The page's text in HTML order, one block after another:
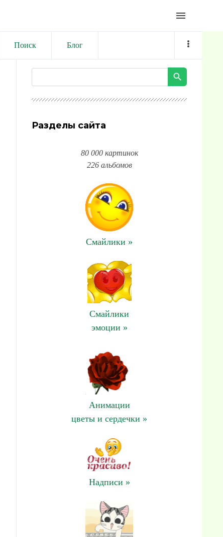
menu
Поиск Блог
Разделы сайта
80 000 картинок
226 альбомов
Смайлики »
Смайлики
эмоции »
Анимации
цветы и сердечки »
Надписи »